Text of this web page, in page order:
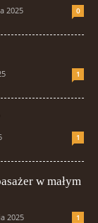
2025 0
1
1
w małym
2025 1